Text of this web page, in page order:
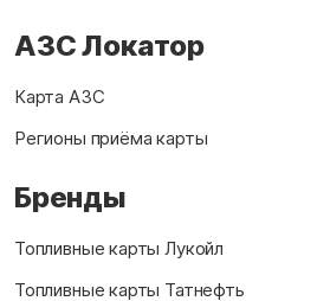
АЗС Локатор
Карта АЗС
Регионы приёма карты
Бренды
Топливные карты Лукойл
Топливные карты Татнефть